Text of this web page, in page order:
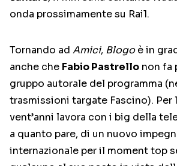
onda prossimamente su Rai1.
Tornando ad Amici, Blogoè in
anche che Fabio Pastrello non fa
gruppo autorale del programma
trasmissioni targate Fascino). Per
vent’anni lavora con i big della
a quanto pare, di un nuovo
internazionale per il moment top